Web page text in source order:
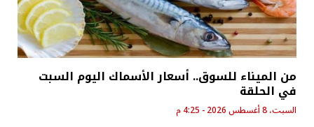
من الميناء للسوق.. أسعار الأسماك اليوم السبت
في الحلقة
السبت، 8 أغسطس 2026 - 4:25 م